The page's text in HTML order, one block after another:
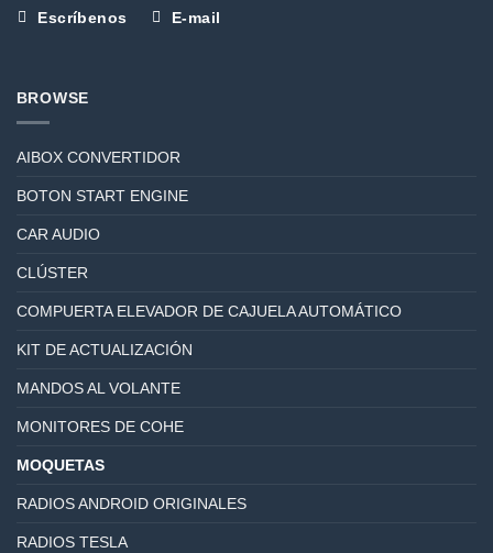
Escríbenos E-mail
BROWSE
AIBOX CONVERTIDOR
BOTON START ENGINE
CAR AUDIO
CLÚSTER
COMPUERTA ELEVADOR DE CAJUELA AUTOMÁTICO
KIT DE ACTUALIZACIÓN
MANDOS AL VOLANTE
MONITORES DE COHE
MOQUETAS
RADIOS ANDROID ORIGINALES
RADIOS TESLA